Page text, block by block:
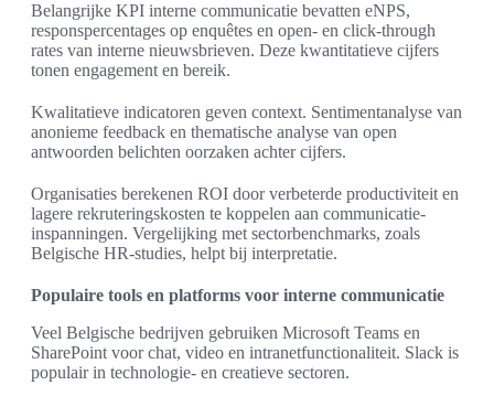
Belangrijke KPI interne communicatie bevatten eNPS,
responspercentages op enquêtes en open- en click-through
rates van interne nieuwsbrieven. Deze kwantitatieve cijfers
tonen engagement en bereik.
Kwalitatieve indicatoren geven context. Sentimentanalyse van
anonieme feedback en thematische analyse van open
antwoorden belichten oorzaken achter cijfers.
Organisaties berekenen ROI door verbeterde productiviteit en
lagere rekruteringskosten te koppelen aan communicatie-
inspanningen. Vergelijking met sectorbenchmarks, zoals
Belgische HR-studies, helpt bij interpretatie.
Populaire tools en platforms voor interne communicatie
Veel Belgische bedrijven gebruiken Microsoft Teams en
SharePoint voor chat, video en intranetfunctionaliteit. Slack is
populair in technologie- en creatieve sectoren.